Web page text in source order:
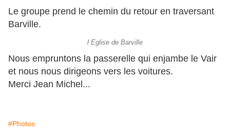
Le groupe prend le chemin du retour en traversant
Barville.
l Eglise de Barville
Nous empruntons la passerelle qui enjambe le Vair
et nous nous dirigeons vers les voitures.
Merci Jean Michel...
#Photos